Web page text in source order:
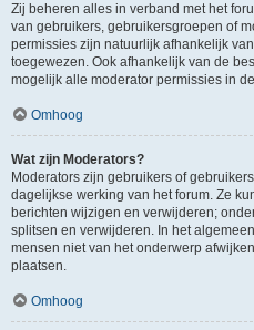
Zij beheren alles in verband met het
van gebruikers, gebruikersgroepen of
permissies zijn natuurlijk afhankelijk
toegewezen. Ook afhankelijk van de
mogelijk alle moderator permissies in
Omhoog
Wat zijn Moderators?
Moderators zijn gebruikers of
dagelijkse werking van het forum. Ze
berichten wijzigen en verwijderen;
splitsen en verwijderen. In het
mensen niet van het onderwerp
plaatsen.
Omhoog